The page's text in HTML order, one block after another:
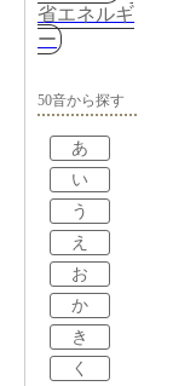
省エネルギ
ー
50音から探す
あ
い
う
え
お
か
き
く